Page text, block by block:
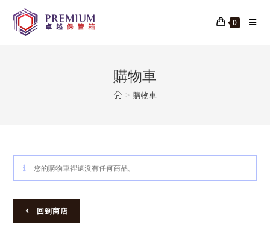
content
0
購物車
> 購物車
您的購物車裡還沒有任何商品。
回到商店